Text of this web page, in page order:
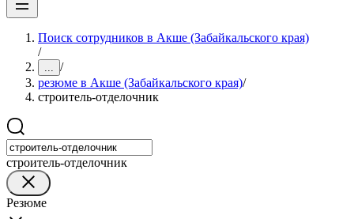
Поиск сотрудников в Акше (Забайкальского края)
/
... /
резюме в Акше (Забайкальского края)/
строитель-отделочник
строитель-отделочник
Резюме